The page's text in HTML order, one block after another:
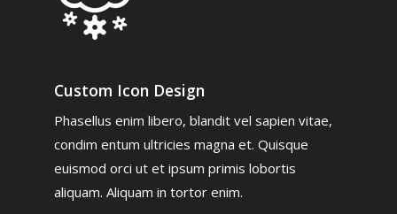
Custom Icon Design
Phasellus enim libero, blandit vel sapien vitae,
condim entum ultricies magna et. Quisque
euismod orci ut et ipsum primis lobortis
aliquam. Aliquam in tortor enim.